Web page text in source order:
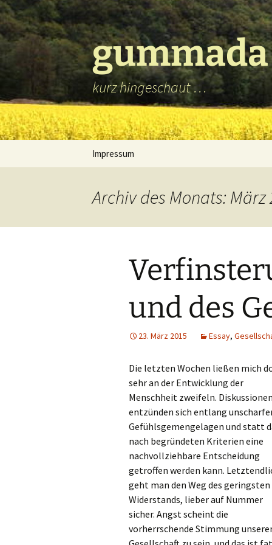
Zum
Inhalt
springen
gummada
kurz hingeschaut …
Impressum
Archiv des Monats: März
und des
23. März 2015 Essay,
Die letzten Wochen ließen mich
sehr an der Entwicklung der
Menschheit zweifeln. Diskussionen
entzünden sich entlang
Gefühlsgemengelagen und statt
nach begründeten Kriterien eine
nachvollziehbare Entscheidung
getroffen werden kann.
geht man den Weg des geringsten
Widerstands, lieber auf Nummer
sicher. Angst scheint die
vorherrschende Stimmung